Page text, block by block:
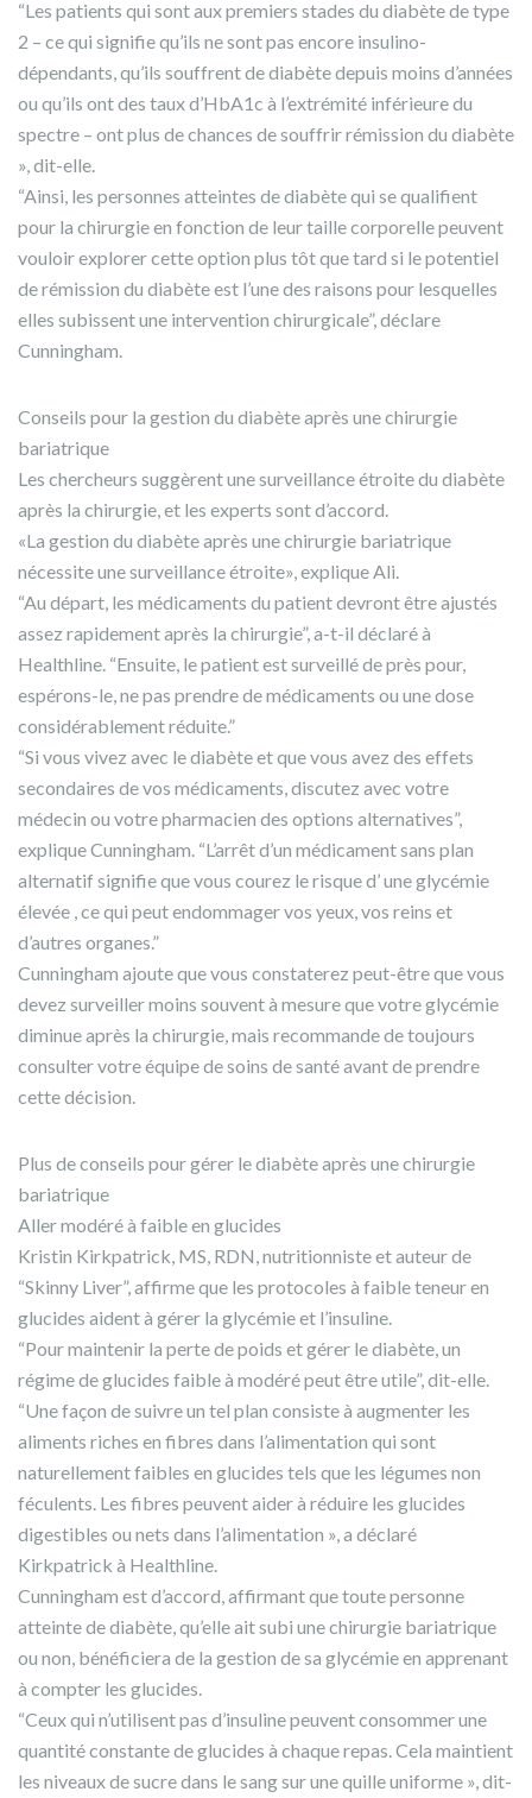
“Les patients qui sont aux premiers stades du diabète de type
2 – ce qui signifie qu’ils ne sont pas encore insulino-
dépendants, qu’ils souffrent de diabète depuis moins d’années
ou qu’ils ont des taux d’HbA1c à l’extrémité inférieure du
spectre – ont plus de chances de souffrir rémission du diabète
», dit-elle.
“Ainsi, les personnes atteintes de diabète qui se qualifient
pour la chirurgie en fonction de leur taille corporelle peuvent
vouloir explorer cette option plus tôt que tard si le potentiel
de rémission du diabète est l’une des raisons pour lesquelles
elles subissent une intervention chirurgicale”, déclare
Cunningham.
Conseils pour la gestion du diabète après une chirurgie
bariatrique
Les chercheurs suggèrent une surveillance étroite du diabète
après la chirurgie, et les experts sont d’accord.
«La gestion du diabète après une chirurgie bariatrique
nécessite une surveillance étroite», explique Ali.
“Au départ, les médicaments du patient devront être ajustés
assez rapidement après la chirurgie”, a-t-il déclaré à
Healthline. “Ensuite, le patient est surveillé de près pour,
espérons-le, ne pas prendre de médicaments ou une dose
considérablement réduite.”
“Si vous vivez avec le diabète et que vous avez des effets
secondaires de vos médicaments, discutez avec votre
médecin ou votre pharmacien des options alternatives”,
explique Cunningham. “L’arrêt d’un médicament sans plan
alternatif signifie que vous courez le risque d’ une glycémie
élevée , ce qui peut endommager vos yeux, vos reins et
d’autres organes.”
Cunningham ajoute que vous constaterez peut-être que vous
devez surveiller moins souvent à mesure que votre glycémie
diminue après la chirurgie, mais recommande de toujours
consulter votre équipe de soins de santé avant de prendre
cette décision.
Plus de conseils pour gérer le diabète après une chirurgie
bariatrique
Aller modéré à faible en glucides
Kristin Kirkpatrick, MS, RDN, nutritionniste et auteur de
“Skinny Liver”, affirme que les protocoles à faible teneur en
glucides aident à gérer la glycémie et l’insuline.
“Pour maintenir la perte de poids et gérer le diabète, un
régime de glucides faible à modéré peut être utile”, dit-elle.
“Une façon de suivre un tel plan consiste à augmenter les
aliments riches en fibres dans l’alimentation qui sont
naturellement faibles en glucides tels que les légumes non
féculents. Les fibres peuvent aider à réduire les glucides
digestibles ou nets dans l’alimentation », a déclaré
Kirkpatrick à Healthline.
Cunningham est d’accord, affirmant que toute personne
atteinte de diabète, qu’elle ait subi une chirurgie bariatrique
ou non, bénéficiera de la gestion de sa glycémie en apprenant
à compter les glucides.
“Ceux qui n’utilisent pas d’insuline peuvent consommer une
quantité constante de glucides à chaque repas. Cela maintient
les niveaux de sucre dans le sang sur une quille uniforme », dit-